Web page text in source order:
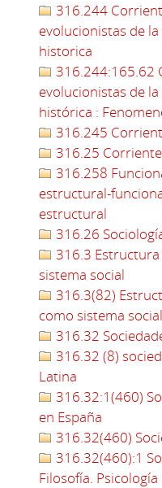
316.244
evolucionistas de
historica
316.244:165.62
evolucionistas de
histórica :
316.245
316.25
316.258
estructural-
estructural
316.26
316.3 Estructura
sistema social
316.3(82)
como sistema
316.32
316.32 (8)
Latina
316.32:1(460)
en España
316.32(460)
316.32(460):1
Filosofía. Psicología